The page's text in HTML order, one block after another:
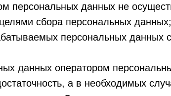
персональных данных не
сбора персональных данных;
персональных данных
данных оператором
а в необходимых